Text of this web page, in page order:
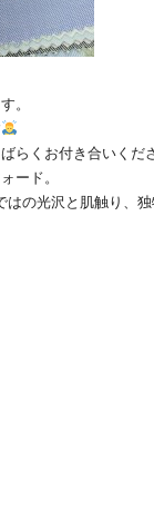
。
らくお付き合いくだ
ード。
はの光沢と肌触り、